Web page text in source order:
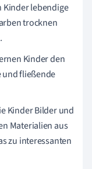
Kinder lebendige
trocknen
Kinder den
und fließende
Kinder Bilder und
Materialien aus
zu interessanten